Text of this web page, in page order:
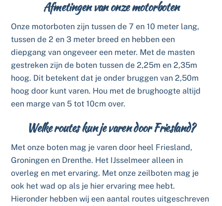
Afmetingen van onze motorboten
Onze motorboten zijn tussen de 7 en 10 meter lang,
tussen de 2 en 3 meter breed en hebben een
diepgang van ongeveer een meter. Met de masten
gestreken zijn de boten tussen de 2,25m en 2,35m
hoog. Dit betekent dat je onder bruggen van 2,50m
hoog door kunt varen. Hou met de brughoogte altijd
een marge van 5 tot 10cm over.
Welke routes kun je varen door Friesland?
Met onze boten mag je varen door heel Friesland,
Groningen en Drenthe. Het IJsselmeer alleen in
overleg en met ervaring. Met onze zeilboten mag je
ook het wad op als je hier ervaring mee hebt.
Hieronder hebben wij een aantal routes uitgeschreven